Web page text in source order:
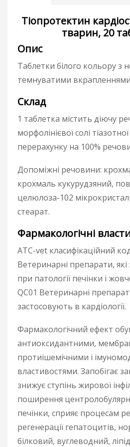
Тіопротектин
тварин, 20
Опис
Таблетки білого кольору з
темнуватими
Склад
1 таблетка містить діючу
морфолінієвої солі
перерахунку на 100%
Допоміжні речовини:
крохмаль кукурудзяний,
целюлоза-102
стеарат.
Фармакологічні
ATC-vet класифікаційний
Ветеринарні препарати,
при патології печінки і
QC01 Ветеринарні
застосовують в кардіології.
Фармакологічний ефект
антиоксидантними,
протиішемічними і
властивостями. Запобігає
знижує ступінь жирової
поширення
печінки, сприяє процесам
регенерації гепатоцитів,
білковий, вуглеводний,